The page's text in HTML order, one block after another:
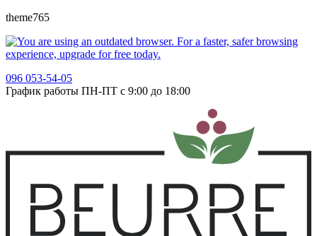
theme765
096 053-54-05
График работы ПН-ПТ с 9:00 до 18:00